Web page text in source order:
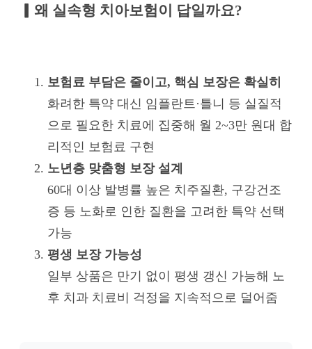
▎왜 실속형 치아보험이 답일까요?
보험료 부담은 줄이고, 핵심 보장은 확실히
화려한 특약 대신 임플란트·틀니 등 실질적
으로 필요한 치료에 집중해 월 2~3만 원대 합
리적인 보험료 구현
노년층 맞춤형 보장 설계
60대 이상 발병률 높은 치주질환, 구강건조
증 등 노화로 인한 질환을 고려한 특약 선택
가능
평생 보장 가능성
일부 상품은 만기 없이 평생 갱신 가능해 노
후 치과 치료비 걱정을 지속적으로 덜어줌